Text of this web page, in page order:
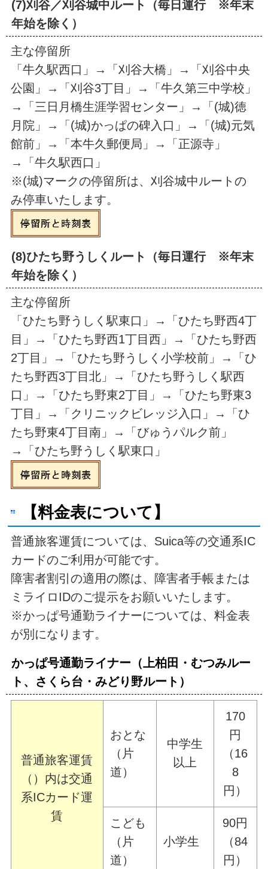
(7)刈谷／刈谷城中ルート（毎日運行 ※年末
年始を除く）
主な停留所
「牛久駅西口」→「刈谷大橋」→「刈谷中央
公園」→「刈谷3丁目」→「牛久第三中学校」
→「三日月橋生涯学習センター」→「(城)徳
月院」→「(城)かっぱの碑入口」→「(城)元気
館前」→「本牛久郵便局」→「正源寺」
→「牛久駅西口」
※(城)マークの停留所は、刈谷城中ルートの
み停車いたします。
(8)ひたち野うしくルート（毎日運行 ※年末
年始を除く）
主な停留所
「ひたち野うしく駅東口」→「ひたち野西4丁
目」→「ひたち野西1丁目西」→「ひたち野西
2丁目」→「ひたち野うしく小学校前」→「ひ
たち野西3丁目北」→「ひたち野うしく駅西
口」→「ひたち野東2丁目」→「ひたち野東3
丁目」→「クリニックビレッジ入口」→「ひ
たち野東4丁目南」→「びゅうパルク前」
→「ひたち野うしく駅東口」
【料金表について】
普通旅客運賃については、Suica等の交通系IC
カードのご利用が可能です。
障害者割引の適用の際は、障害者手帳または
ミライロIDのご提示をお願いいたします。
※かっぱ号通勤ライナーについては、料金表
が別になります。
かっぱ号通勤ライナー（上柏田・むつみルー
ト、さくら台・みどり野ルート）
普通旅客運賃
（）内は交通
系ICカード運
賃
おとな
（片
道）
中学生
以上
170
円
（16
8
円）
こども
（片
道）
小学生
90円
（84
円）